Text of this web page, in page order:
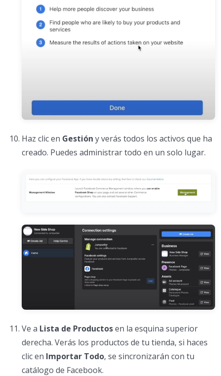
Haz clic en Gestión y verás todos los activos que ha
creado. Puedes administrar todo en un solo lugar.
Ve a Lista de Productosen la esquina superior
derecha. Verás los productos de tu tienda, si haces
clic en Importar Todo, se sincronizarán con tu
catálogo de Facebook.